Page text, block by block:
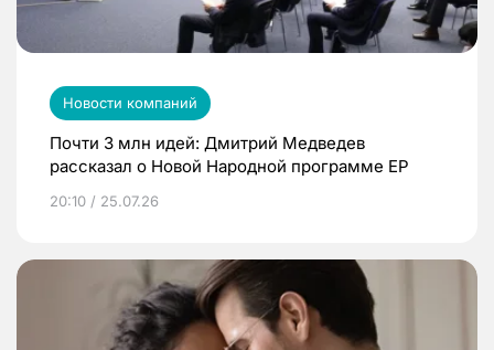
Новости компаний
Почти 3 млн идей: Дмитрий Медведев
рассказал о Новой Народной программе ЕР
20:10 / 25.07.26